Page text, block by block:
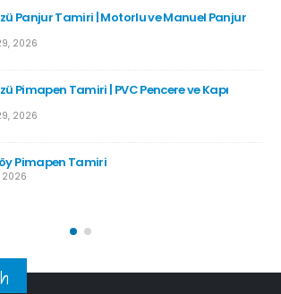
Panjur Tamiri | Motorlu ve Manuel Panjur
2026
Pimapen Tamiri | PVC Pencere ve Kapı
2026
Pimapen Tamiri
2026